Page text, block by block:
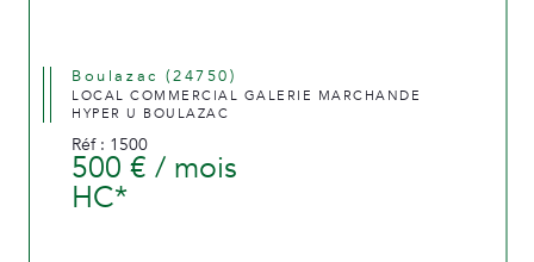
Boulazac (24750)
LOCAL COMMERCIAL GALERIE MARCHANDE
HYPER U BOULAZAC
Réf : 1500
500 € / mois
HC*